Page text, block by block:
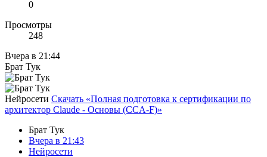
0
Просмотры
248
Вчера в 21:44
Брат Тук
Нейросети Скачать «Полная подготовка к сертификации по
архитектор Claude - Основы (CCA-F)»
Брат Тук
Вчера в 21:43
Нейросети